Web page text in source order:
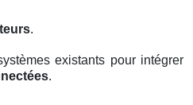
.
existants pour intégrer
.